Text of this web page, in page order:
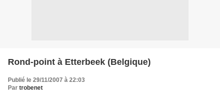
Rond-point à Etterbeek (Belgique)
Publié le 29/11/2007 à 22:03
Par trobenet